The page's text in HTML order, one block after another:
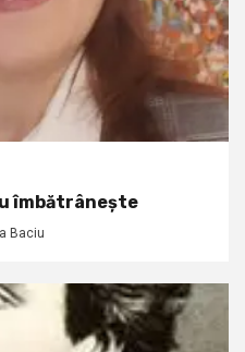
îmbătrânește
Baciu